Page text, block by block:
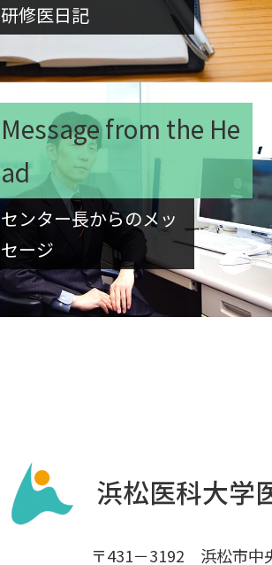
研修医日記
Message from the He
ad
センター長からのメッ
セージ
〒431－3192 浜松市中